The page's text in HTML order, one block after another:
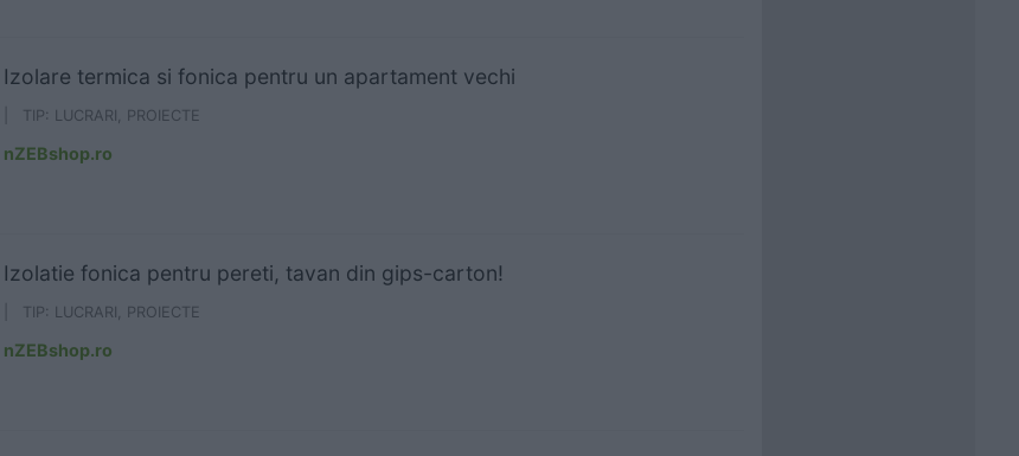
Izolare termica si fonica pentru un apartament vechi
| TIP: LUCRARI, PROIECTE
nZEBshop.ro
Izolatie fonica pentru pereti, tavan din gips-carton!
| TIP: LUCRARI, PROIECTE
nZEBshop.ro